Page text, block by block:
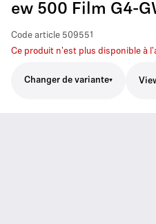
ew 500 Film G4-
Code article 509551
Ce produit n'est plus disponible à
Changer de variante